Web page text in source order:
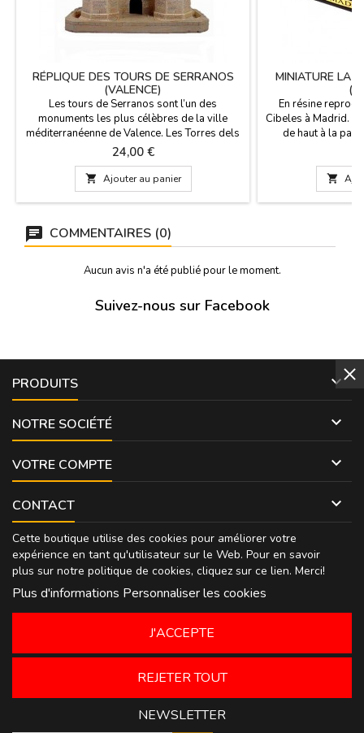
RÉPLIQUE DES TOURS DE SERRANOS
(VALENCE)
Les tours de Serranos sont l’un des
monuments les plus célèbres de la ville
méditerranéenne de Valence. Les Torres dels
Serrans, en valencien, sont l’une des douze
portes de l’ancienne muraille de la ville de
Valence., À ZiNGS, nous avons une belle
reproduction de ce monument de l’Espagne.
Mesures: 19 cm x 11 cm x 14 cm
Prix
24,00 €
 Ajouter au panier
MINIATURE LA
En résine
Cibeles à Madrid.
de haut à la
Madrid. Emballé
Article pour
COMMENTAIRES (0)
Aucun avis n'a été publié pour le moment.
Suivez-nous sur Facebook
PRODUITS 
NOTRE SOCIÉTÉ 
VOTRE COMPTE 
CONTACT 
Cette boutique utilise des cookies pour améliorer votre
expérience en tant qu'utilisateur sur le Web. Pour en savoir
plus sur notre politique de cookies, cliquez sur ce lien. Merci!
Plus d'informations Personnaliser les cookies
REJETER TOUT
J'ACCEPTE
NEWSLETTER